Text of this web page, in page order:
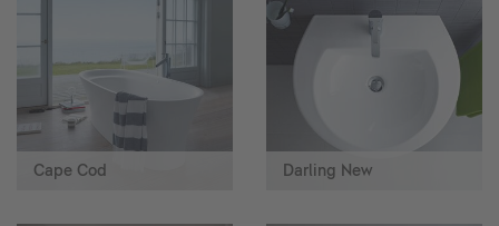
Cape Cod Darling New